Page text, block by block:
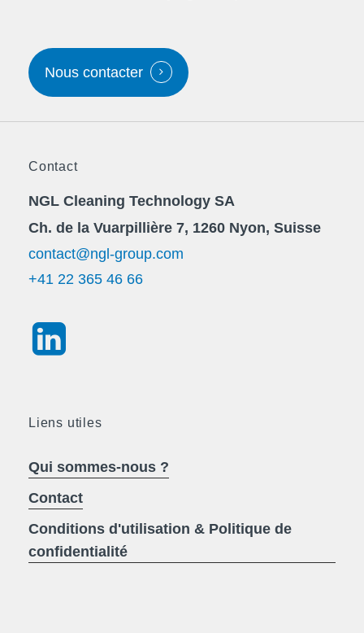
Nous contacter
Contact
NGL Cleaning Technology SA
Ch. de la Vuarpillière 7, 1260 Nyon, Suisse
contact@ngl-group.com
+41 22 365 46 66
Liens utiles
Qui sommes-nous ?
Contact
Conditions d'utilisation & Politique de
confidentialité